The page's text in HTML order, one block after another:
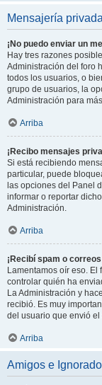
Mensajería privada
¡No puedo enviar un
Hay tres razones
Administración del foro
todos los usuarios, o
grupo de usuarios, la
Administración para
Arriba
¡Recibo mensajes
Si está recibiendo
particular, puede
las opciones del Panel
informar o reportar
Administración.
Arriba
¡Recibí spam o
Lamentamos oír eso.
controlar quién ha
La Administración y
recibió. Es muy
del usuario que envió
Arriba
Amigos e